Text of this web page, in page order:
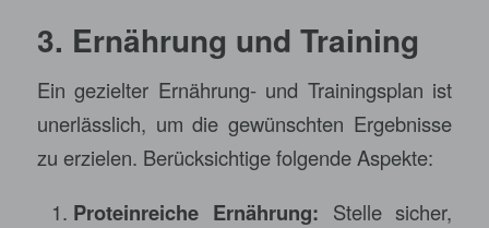
3. Ernährung und Training
Ein gezielter Ernährung- und Trainingsplan ist
unerlässlich, um die gewünschten Ergebnisse
zu erzielen. Berücksichtige folgende Aspekte:
Proteinreiche Ernährung: Stelle sicher,